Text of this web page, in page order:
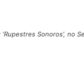
‘Rupestres Sonoros’, no